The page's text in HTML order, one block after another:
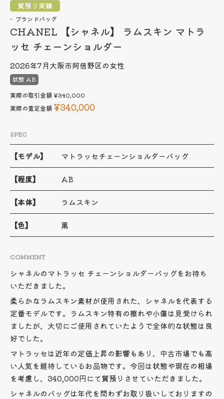
質預り実績
ブランドバッグ
CHANEL 【シャネル】 ラムスキン マトラ
ッセ チェーンショルダー
2026年7月大阪市阿倍野区の女性
状態 AB
実際の取引金額¥340,000
実際の査定金額 ¥340,000
SPEC
【モデル】 マトラッセチェーンショルダーバッグ
【程度】 AB
【本体】 ラムスキン
【色】 黒
COMMENT
シャネルのマトラッセ チェーンショルダーバッグをお持ち
いただきました。
柔らかなラムスキン素材が使用された、シャネルを代表する
定番モデルです。ラムスキン特有の擦れや小傷は見受けられ
ましたが、大切にご使用されていたようで全体的な状態は良
好でした。
マトラッセは近年の定価上昇の影響もあり、中古市場でも高
い人気を維持しているお品物です。今回は状態や現在の相場
を考慮し、340,000円にて質預りさせていただきました。
シャネルのバッグは年代を問わずお取り扱いしておりますの